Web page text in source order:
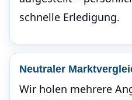
schnelle Erledigung.
Neutraler
Wir holen mehrere